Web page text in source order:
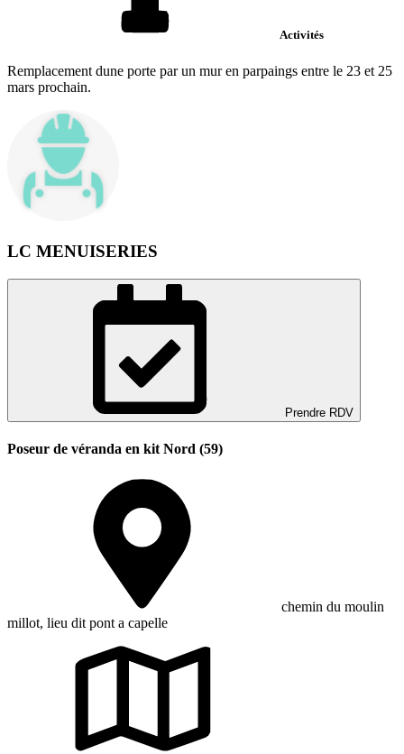
Activités
Remplacement dune porte par un mur en parpaings entre le 23 et 25
mars prochain.
LC MENUISERIES
Prendre RDV
Poseur de véranda en kit Nord (59)
chemin du moulin
millot, lieu dit pont a capelle